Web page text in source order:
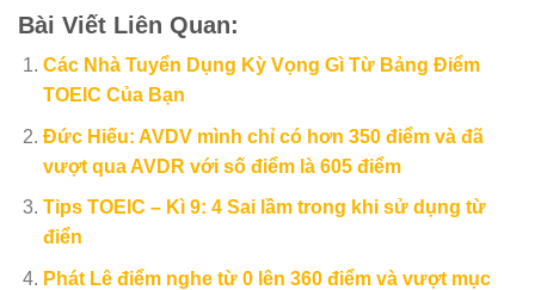
Bài Viết Liên Quan:
Các Nhà Tuyển Dụng Kỳ Vọng Gì Từ Bảng Điểm
TOEIC Của Bạn
Đức Hiếu: AVDV mình chỉ có hơn 350 điểm và đã
vượt qua AVDR với số điểm là 605 điểm
Tips TOEIC – Kì 9: 4 Sai lầm trong khi sử dụng từ
điển
Phát Lê điểm nghe từ 0 lên 360 điểm và vượt mục